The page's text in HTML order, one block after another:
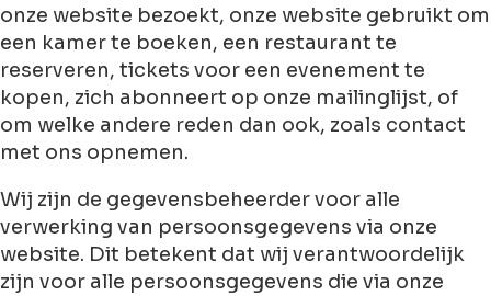
onze website bezoekt, onze website gebruikt om
een ​​kamer te boeken, een restaurant te
reserveren, tickets voor een evenement te
kopen, zich abonneert op onze mailinglijst, of
om welke andere reden dan ook, zoals contact
met ons opnemen.
Wij zijn de gegevensbeheerder voor alle
verwerking van persoonsgegevens via onze
website. Dit betekent dat wij verantwoordelijk
zijn voor alle persoonsgegevens die via onze